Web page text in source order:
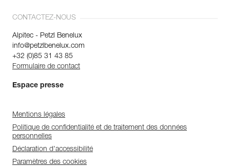
CONTACTEZ-NOUS
Alpitec - Petzl Benelux
info@petzlbenelux.com
+32 (0)85 31 43 85
Formulaire de contact
Espace presse
Mentions légales
Politique de confidentialité et de traitement des données
personnelles
Déclaration d'accessibilité
Paramètres des cookies